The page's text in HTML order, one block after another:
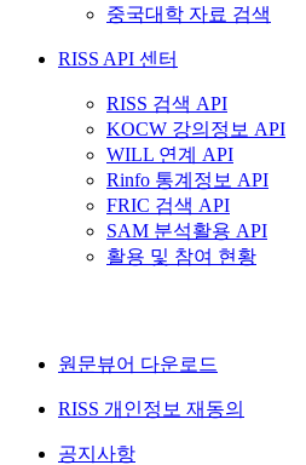
중국대학 자료 검색
RISS API 센터
RISS 검색 API
KOCW 강의정보 API
WILL 연계 API
Rinfo 통계정보 API
FRIC 검색 API
SAM 분석활용 API
활용 및 참여 현황
원문뷰어 다운로드
RISS 개인정보 재동의
공지사항